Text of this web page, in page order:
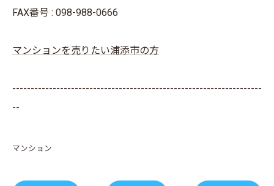
FAX番号 : 098-988-0666
マンションを売りたい浦添市の方
--------------------------------------------------------------------
--
マンション